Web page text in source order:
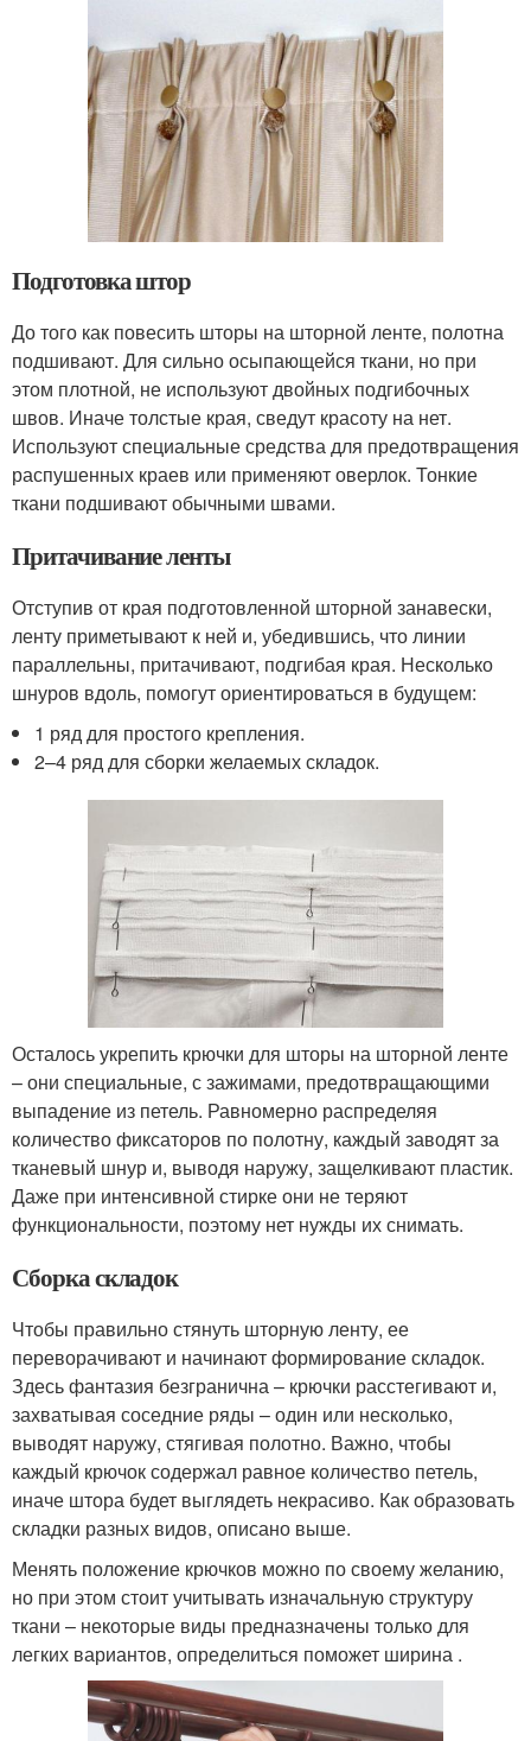
Подготовка штор
До того как повесить шторы на шторной ленте, полотна
подшивают. Для сильно осыпающейся ткани, но при
этом плотной, не используют двойных подгибочных
швов. Иначе толстые края, сведут красоту на нет.
Используют специальные средства для предотвращения
распушенных краев или применяют оверлок. Тонкие
ткани подшивают обычными швами.
Притачивание ленты
Отступив от края подготовленной шторной занавески,
ленту приметывают к ней и, убедившись, что линии
параллельны, притачивают, подгибая края. Несколько
шнуров вдоль, помогут ориентироваться в будущем:
1 ряд для простого крепления.
2–4 ряд для сборки желаемых складок.
Осталось укрепить крючки для шторы на шторной ленте
– они специальные, с зажимами, предотвращающими
выпадение из петель. Равномерно распределяя
количество фиксаторов по полотну, каждый заводят за
тканевый шнур и, выводя наружу, защелкивают пластик.
Даже при интенсивной стирке они не теряют
функциональности, поэтому нет нужды их снимать.
Сборка складок
Чтобы правильно стянуть шторную ленту, ее
переворачивают и начинают формирование складок.
Здесь фантазия безгранична – крючки расстегивают и,
захватывая соседние ряды – один или несколько,
выводят наружу, стягивая полотно. Важно, чтобы
каждый крючок содержал равное количество петель,
иначе штора будет выглядеть некрасиво. Как образовать
складки разных видов, описано выше.
Менять положение крючков можно по своему желанию,
но при этом стоит учитывать изначальную структуру
ткани – некоторые виды предназначены только для
легких вариантов, определиться поможет ширина .